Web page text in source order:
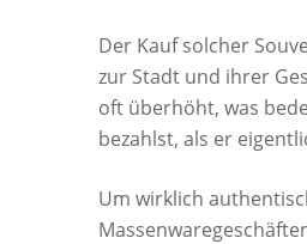
Der Kauf solcher
zur Stadt und ihrer
oft überhöht, was
bezahlst, als er
Um wirklich